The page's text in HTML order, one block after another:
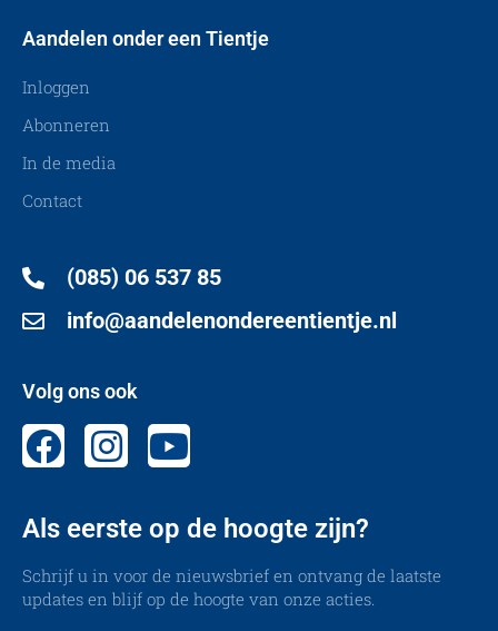
Aandelen onder een Tientje
Inloggen
Abonneren
In de media
Contact
(085) 06 537 85
info@aandelenondereentientje.nl
Volg ons ook
Als eerste op de hoogte zijn?
Schrijf u in voor de nieuwsbrief en ontvang de laatste
updates en blijf op de hoogte van onze acties.